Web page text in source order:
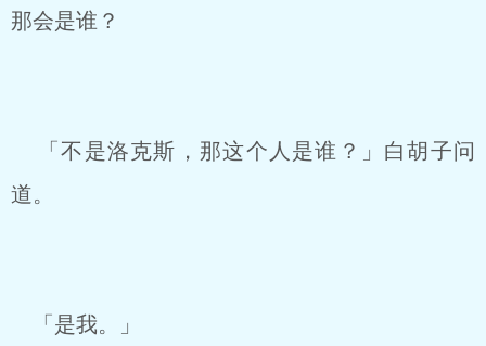
那会是谁？
「不是洛克斯，那这个人是谁？」白胡子问
道。
「是我。」